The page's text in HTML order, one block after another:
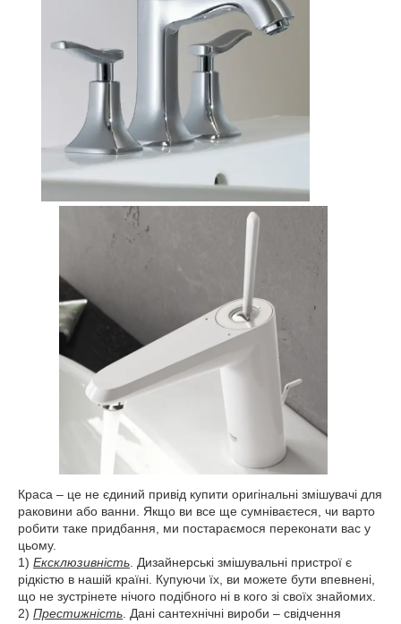
Краса – це не єдиний привід купити оригінальні змішувачі для
раковини або ванни. Якщо ви все ще сумніваєтеся, чи варто
робити таке придбання, ми постараємося переконати вас у
цьому.
1) Ексклюзивність . Дизайнерські змішувальні пристрої є
рідкістю в нашій країні. Купуючи їх, ви можете бути впевнені,
що не зустрінете нічого подібного ні в кого зі своїх знайомих.
2) Престижність . Дані сантехнічні вироби – свідчення